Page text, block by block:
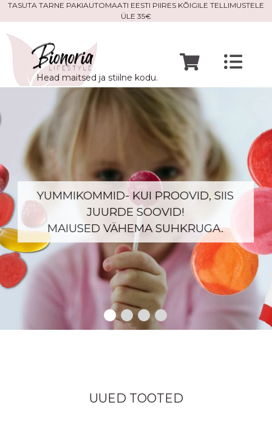
Skip
to
content
TASUTA TARNE PAKIAUTOMAATI EESTI PIIRES KÕIGILE TELLIMUSTELE
ÜLE 35€
Head maitsed ja stiilne kodu.
Mine
Meist
YUMMIKOMMID- KUI PROOVID, SIIS
JUURDE SOOVID!
MAIUSED VÄHEMA SUHKRUGA.
UUED TOOTED